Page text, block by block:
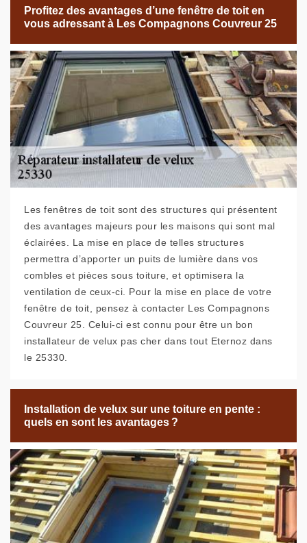
Profitez des avantages d’une fenêtre de toit en
vous adressant à Les Compagnons Couvreur 25
Les fenêtres de toit sont des structures qui présentent
des avantages majeurs pour les maisons qui sont mal
éclairées. La mise en place de telles structures
permettra d’apporter un puits de lumière dans vos
combles et pièces sous toiture, et optimisera la
ventilation de ceux-ci. Pour la mise en place de votre
fenêtre de toit, pensez à contacter Les Compagnons
Couvreur 25. Celui-ci est connu pour être un bon
installateur de velux pas cher dans tout Eternoz dans
le 25330.
Installation de velux sur une toiture en pente :
quels en sont les avantages ?